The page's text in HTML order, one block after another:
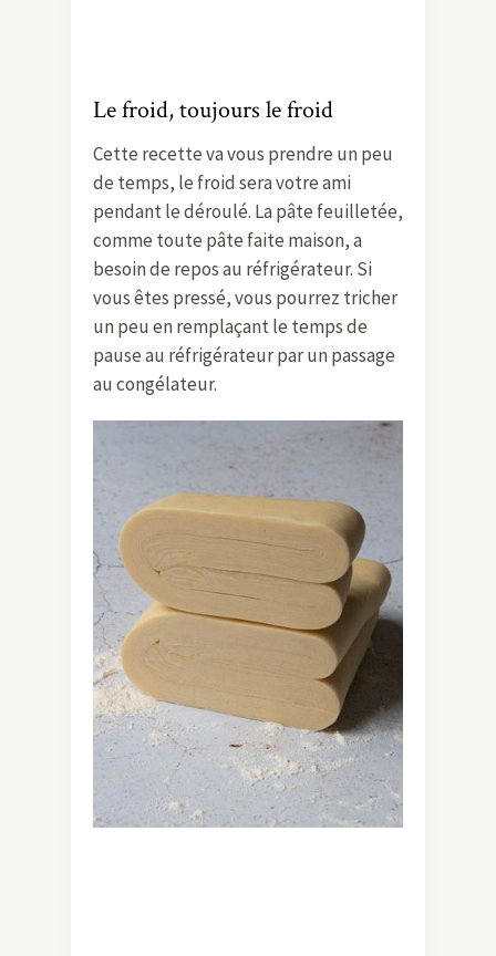
Le froid, toujours le froid
Cette recette va vous prendre un peu
de temps, le froid sera votre ami
pendant le déroulé. La pâte feuilletée,
comme toute pâte faite maison, a
besoin de repos au réfrigérateur. Si
vous êtes pressé, vous pourrez tricher
un peu en remplaçant le temps de
pause au réfrigérateur par un passage
au congélateur.